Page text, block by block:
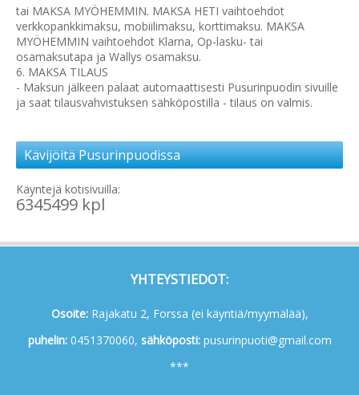
tai MAKSA MYÖHEMMIN. MAKSA HETI vaihtoehdot
verkkopankkimaksu, mobiilimaksu, korttimaksu. MAKSA
MYÖHEMMIN vaihtoehdot Klarna, Op-lasku- tai
osamaksutapa ja Wallys osamaksu.
6. MAKSA TILAUS
- Maksun jälkeen palaat automaattisesti Pusurinpuodin sivuille
ja saat tilausvahvistuksen sähköpostilla - tilaus on valmis.
Kävijöitä Pusurinpuodissa
Käyntejä kotisivuilla:
6345499 kpl
YHTEYSTIEDOT:
Osoite:Rajakatu 2, Forssa (ei käyntiä/myymälää),
puhelin:0451370060, sähköposti:pusurinpuoti@gmail.com
***